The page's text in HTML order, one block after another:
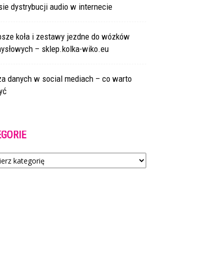
dystrybucji audio w internecie
koła i zestawy jezdne do wózków
– sklep.kolka-wiko.eu
danych w social mediach – co warto